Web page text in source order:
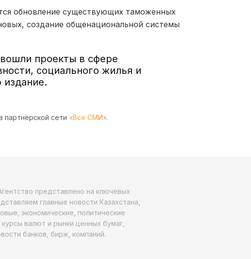
обновление существующих таможенных
создание общенациональной системы
проекты в сфере
социального жилья и
партнёрской сети «Все СМИ».
представлено на ключевых
главные новости Казахстана,
экономические, политические
валют и рынки ценных бумаг,
банков, бирж, компаний.